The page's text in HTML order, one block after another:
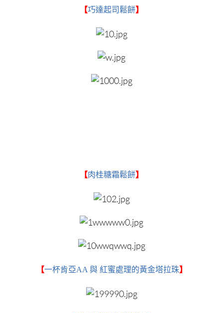
【巧達起司鬆餅】
【肉桂糖霜鬆餅】
【一杯肯亞AA 與 紅蜜處理的黃金塔拉珠】